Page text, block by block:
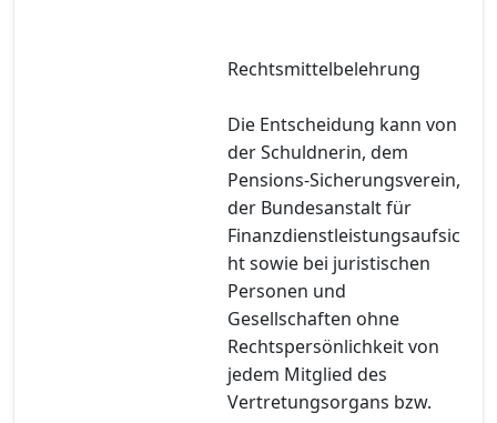
Rechtsmittelbelehrung
Die Entscheidung kann von
der Schuldnerin, dem
Pensions-Sicherungsverein,
der Bundesanstalt für
Finanzdienstleistungsaufsic
ht sowie bei juristischen
Personen und
Gesellschaften ohne
Rechtspersönlichkeit von
jedem Mitglied des
Vertretungsorgans bzw.